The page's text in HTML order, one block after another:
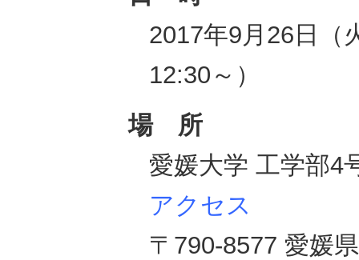
2017年9月26日（
12:30～）
場 所
愛媛大学 工学
アクセス
〒790-8577 愛媛